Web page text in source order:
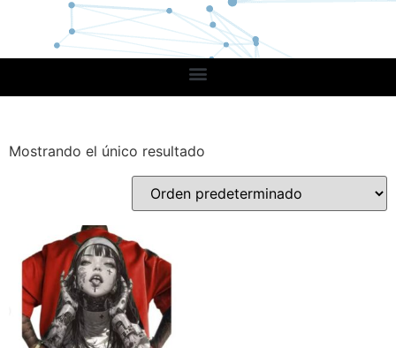
Mostrando el único resultado